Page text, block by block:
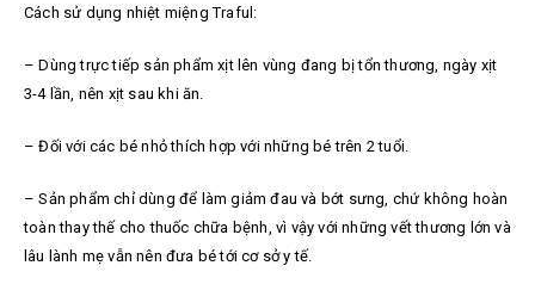
Cách sử dụng n hiệt miệng Traful:
–Dùng trực tiếp sản phẩm xịt lên vùng đang bị tổn thương, ngày xịt
3-4 lần, nên xịt sau khi ăn.
–Đối với các bé nhỏ thích hợp với những bé trên 2 tuổi.
–Sản phẩm chỉ dùng để làm giảm đau và bớt sưng, chứ không hoàn
toàn thay thế cho thuốc chữa bệnh, vì vậy với những vết thương lớn và
lâu lành mẹ vẫn nên đưa bé tới cơ sở y tế.